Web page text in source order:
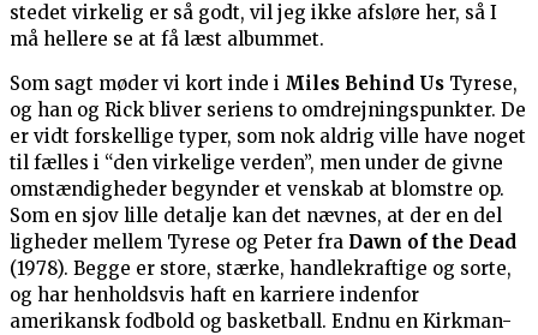
stedet virkelig er så godt, vil jeg ikke afsløre her, så I
må hellere se at få læst albummet.
Som sagt møder vi kort inde i Miles Behind Us Tyrese,
og han og Rick bliver seriens to omdrejningspunkter. De
er vidt forskellige typer, som nok aldrig ville have noget
til fælles i “den virkelige verden”, men under de givne
omstændigheder begynder et venskab at blomstre op.
Som en sjov lille detalje kan det nævnes, at der en del
ligheder mellem Tyrese og Peter fra Dawn of the Dead
(1978). Begge er store, stærke, handlekraftige og sorte,
og har henholdsvis haft en karriere indenfor
amerikansk fodbold og basketball. Endnu en Kirkman-